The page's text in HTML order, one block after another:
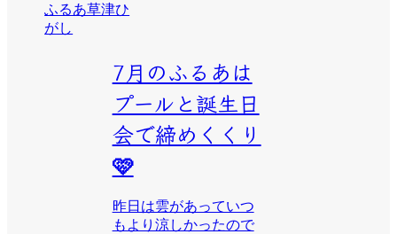
ふるあ草津ひ
がし
7月のふるあは
プールと誕生日
会で締めくくり
🩷
昨日は雲があっていつ
もより涼しかったので